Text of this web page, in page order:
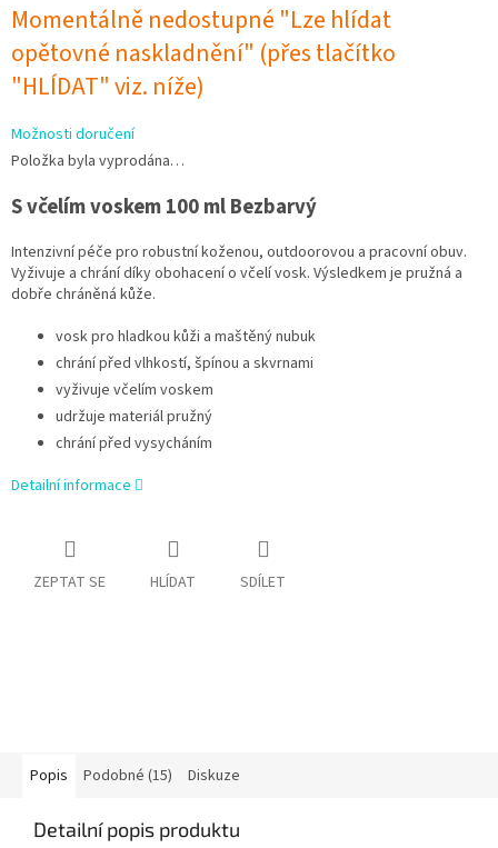
cena:
Momentálně nedostupné "Lze hlídat
opětovné naskladnění" (přes tlačítko
"HLÍDAT" viz. níže)
Možnosti doručení
Položka byla vyprodána…
S včelím voskem 100 ml Bezbarvý
Intenzivní péče pro robustní koženou, outdoorovou a pracovní obuv.
Vyživuje a chrání díky obohacení o včelí vosk. Výsledkem je pružná a
dobře chráněná kůže.
vosk pro hladkou kůži a maštěný nubuk
chrání před vlhkostí, špínou a skvrnami
vyživuje včelím voskem
udržuje materiál pružný
chrání před vysycháním
Detailní informace
ZEPTAT SE HLÍDAT SDÍLET
Popis Podobné (15) Diskuze
Detailní popis produktu